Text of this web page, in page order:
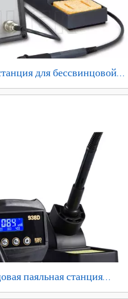
для бессвинцовой
паяльная станция